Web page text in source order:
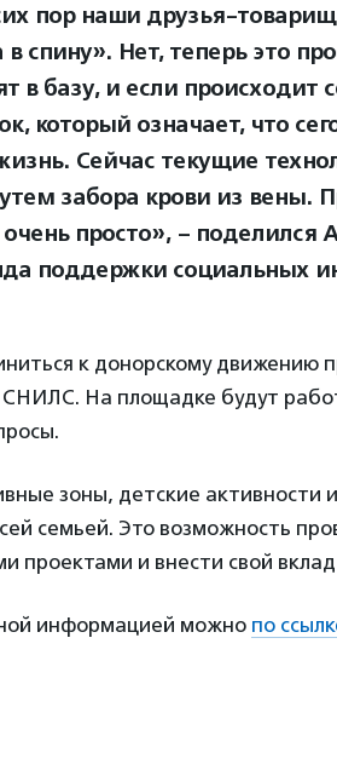
пор наши друзья-
спину». Нет, теперь это
в базу, и если происходит
который означает, что
Сейчас текущие
забора крови из вены.
просто», – поделился
поддержки социальных
к донорскому движению
СНИЛС. На площадке будут
зоны, детские активности
семьей. Это возможность
проектами и внести свой
информацией можно по